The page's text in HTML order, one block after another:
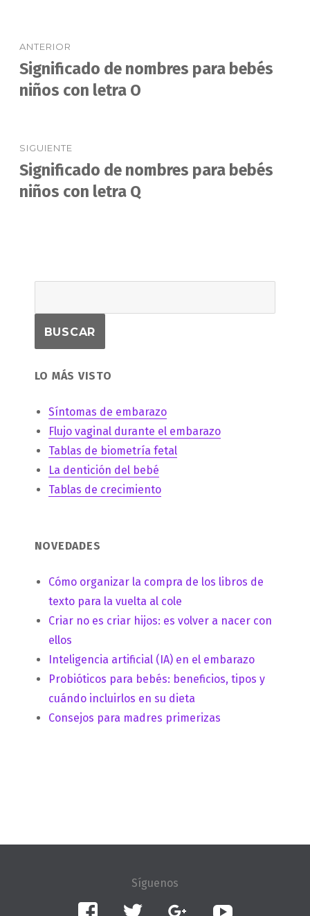
de
entradas
ANTERIOR
Entrada
anterior:
Significado de nombres para bebés
niños con letra O
SIGUIENTE
Entrada
siguiente:
Significado de nombres para bebés
niños con letra Q
LO MÁS VISTO
Síntomas de embarazo
Flujo vaginal durante el embarazo
Tablas de biometría fetal
La dentición del bebé
Tablas de crecimiento
NOVEDADES
Cómo organizar la compra de los libros de
texto para la vuelta al cole
Criar no es criar hijos: es volver a nacer con
ellos
Inteligencia artificial (IA) en el embarazo
Probióticos para bebés: beneficios, tipos y
cuándo incluirlos en su dieta
Consejos para madres primerizas
Facebook Twitter Google+